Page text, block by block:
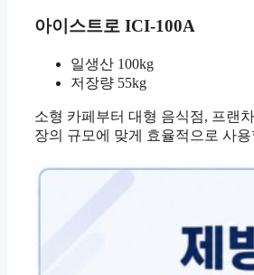
아이스트로 ICI-100A
일생산 100kg
저장량 55kg
소형 카페부터 대형 음식점, 프랜
장의 규모에 맞게 효율적으로 사